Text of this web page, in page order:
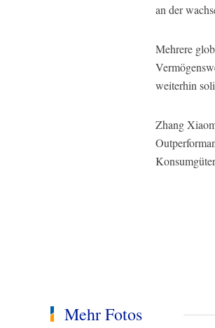
an der
Mehrere
weiterhin
Zhang
Mehr Fotos